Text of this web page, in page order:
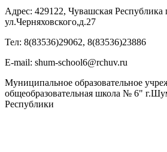
Адрес: 429122, Чувашская Республика
ул.Черняховского,д.27
Тел: 8(83536)29062, 8(83536)23886
Е-mail: shum-school6@rchuv.ru
Муниципальное образовательное
общеобразовательная школа № 6"
Республики